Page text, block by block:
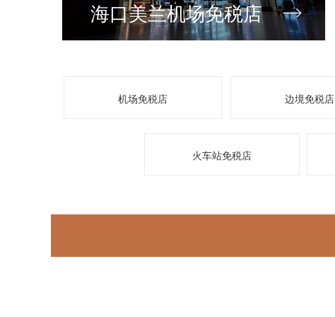
海口美兰机场免税店
机场免税店 边境免税店
火车站免税店